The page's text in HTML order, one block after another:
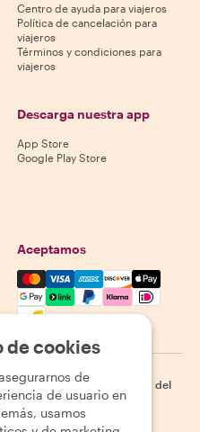
Centro de ayuda para viajeros
Política de cancelación para
viajeros
Términos y condiciones para
viajeros
Descarga nuestra app
App Store
Google Play Store
Aceptamos
Mastercard, Visa, Amex,
privacidad | Cookies
Mapa del
de cookies
de
de usuario en
usamos